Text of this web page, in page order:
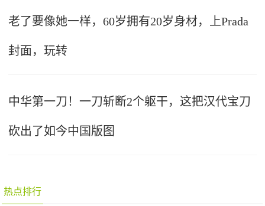
老了要像她一样，60岁拥有20岁身材，上Prada
封面，玩转
中华第一刀！一刀斩断2个躯干，这把汉代宝刀
砍出了如今中国版图
热点排行